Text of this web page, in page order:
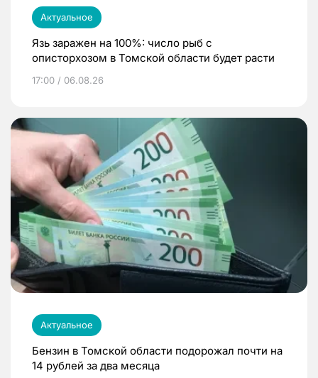
Актуальное
Язь заражен на 100%: число рыб с
описторхозом в Томской области будет расти
17:00 / 06.08.26
Актуальное
Бензин в Томской области подорожал почти на
14 рублей за два месяца